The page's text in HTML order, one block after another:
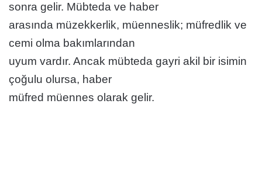
sonra gelir. Mübteda ve haber
arasında müzekkerlik, müenneslik; müfredlik ve
cemi olma bakımlarından
uyum vardır. Ancak mübteda gayri akil bir isimin
çoğulu olursa, haber
müfred müennes olarak gelir.